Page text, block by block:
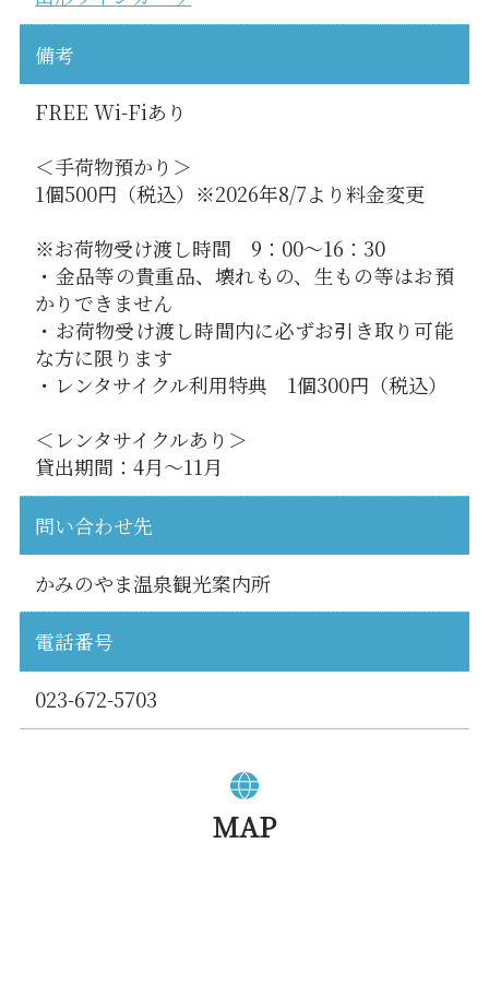
備考
FREE Wi-Fiあり
＜手荷物預かり＞
1個500円（税込）※2026年8/7より料金変更
※お荷物受け渡し時間 9：00～16：30
・金品等の貴重品、壊れもの、生もの等はお預
かりできません
・お荷物受け渡し時間内に必ずお引き取り可能
な方に限ります
・レンタサイクル利用特典 1個300円（税込）
＜レンタサイクルあり＞
貸出期間：4月～11月
問い合わせ先
かみのやま温泉観光案内所
電話番号
023-672-5703
MAP